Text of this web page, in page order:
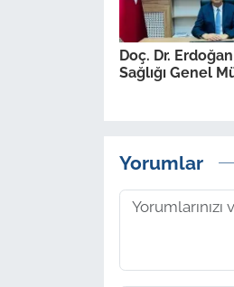
Doç. Dr.
Sağlığı Genel
Yorumlar